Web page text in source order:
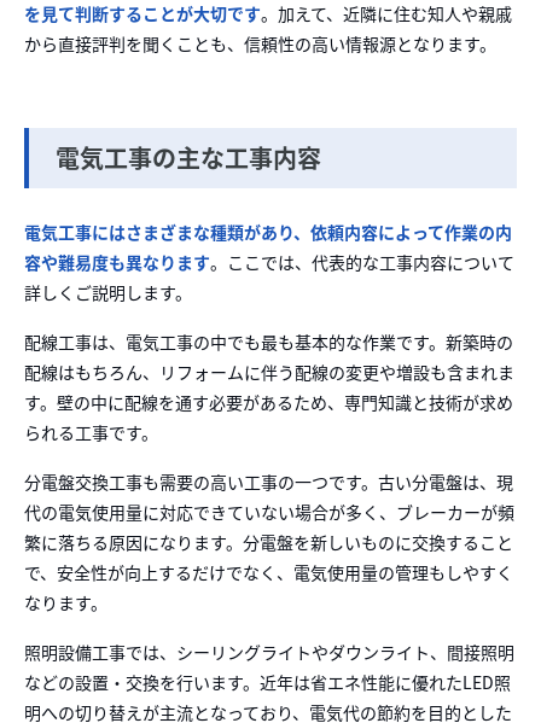
を見て判断することが大切です。加えて、近隣に住む知人や親戚
から直接評判を聞くことも、信頼性の高い情報源となります。
電気工事の主な工事内容
電気工事にはさまざまな種類があり、依頼内容によって作業の内
容や難易度も異なります。ここでは、代表的な工事内容について
詳しくご説明します。
配線工事は、電気工事の中でも最も基本的な作業です。新築時の
配線はもちろん、リフォームに伴う配線の変更や増設も含まれま
す。壁の中に配線を通す必要があるため、専門知識と技術が求め
られる工事です。
分電盤交換工事も需要の高い工事の一つです。古い分電盤は、現
代の電気使用量に対応できていない場合が多く、ブレーカーが頻
繁に落ちる原因になります。分電盤を新しいものに交換すること
で、安全性が向上するだけでなく、電気使用量の管理もしやすく
なります。
照明設備工事では、シーリングライトやダウンライト、間接照明
などの設置・交換を行います。近年は省エネ性能に優れたLED照
明への切り替えが主流となっており、電気代の節約を目的とした